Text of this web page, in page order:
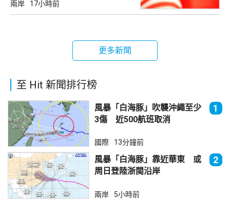
兩岸 17小時前
更多新聞
至 Hit 新聞排行榜
風暴「白海豚」吹襲沖繩至少
3傷 近500航班取消
1
國際 13分鐘前
風暴「白海豚」靠近華東 或
周日登陸浙閩沿岸
2
兩岸 5小時前